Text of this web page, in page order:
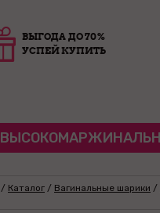
ВЫГОДА ДО 70%
УСПЕЙ КУПИТЬ
/ Каталог / Вагинальные шарики /